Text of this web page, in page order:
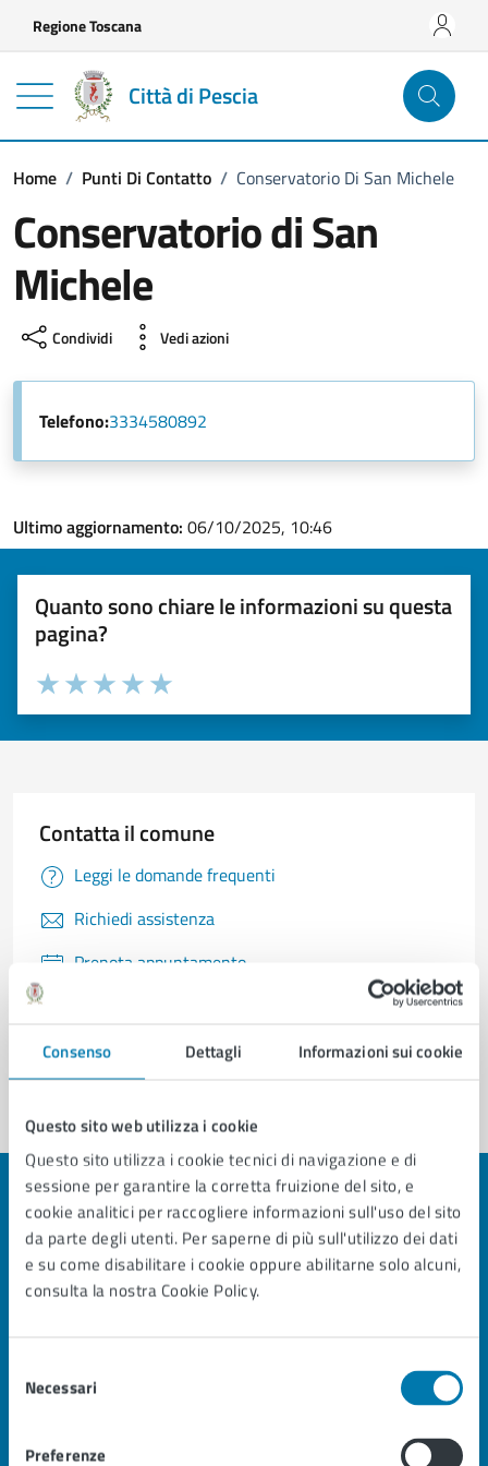
Consenso Dettagli Informazioni sui cookie
Questo sito web utilizza i cookie
Questo sito utilizza i cookie tecnici di navigazione e di
sessione per garantire la corretta fruizione del sito, e
cookie analitici per raccogliere informazioni sull'uso del sito
da parte degli utenti. Per saperne di più sull'utilizzo dei dati
e su come disabilitare i cookie oppure abilitarne solo alcuni,
consulta la nostra Cookie Policy.
delNecessari
Preferenze
Regione Toscana
Città di Pescia
Home / Punti Di Contatto / Conservatorio Di San Michele
Conservatorio di San
Michele
Condividi Vedi azioni
Telefono:3334580892
Ultimo aggiornamento: 06/10/2025, 10:46
Quanto sono chiare le informazioni su questa
pagina?
Valuta 5 stelle su 5
Valuta 4 stelle su 5
Valuta 3 stelle su 5
Valuta 2 stelle su 5
Valuta 1 stelle su 5
Contatta il comune
Leggi le domande frequenti
Richiedi assistenza
Prenota appuntamento
Segnala disservizio
Città di Pescia
Aree amministrative
Politici